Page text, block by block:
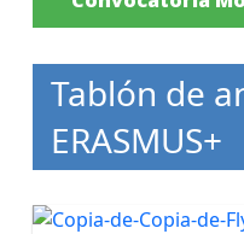
Tablón de
ERASMUS+